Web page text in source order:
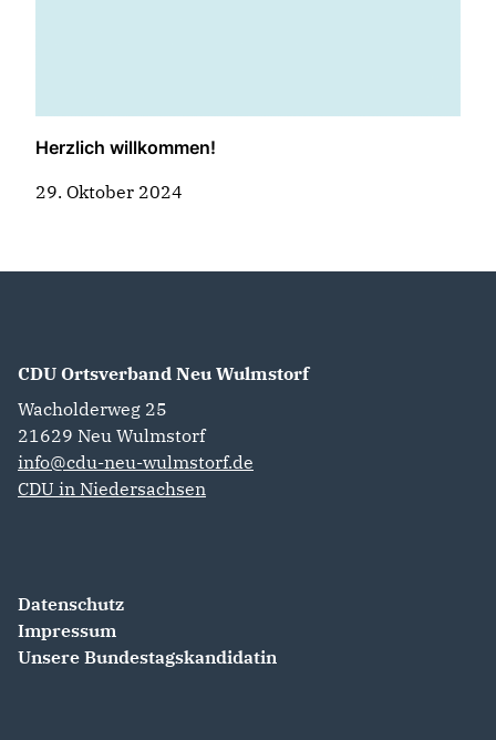
Herzlich willkommen!
29. Oktober 2024
CDU Ortsverband Neu Wulmstorf
Wacholderweg 25
21629 Neu Wulmstorf
info@cdu-neu-wulmstorf.de
CDU in Niedersachsen
Datenschutz
Impressum
Unsere Bundestagskandidatin